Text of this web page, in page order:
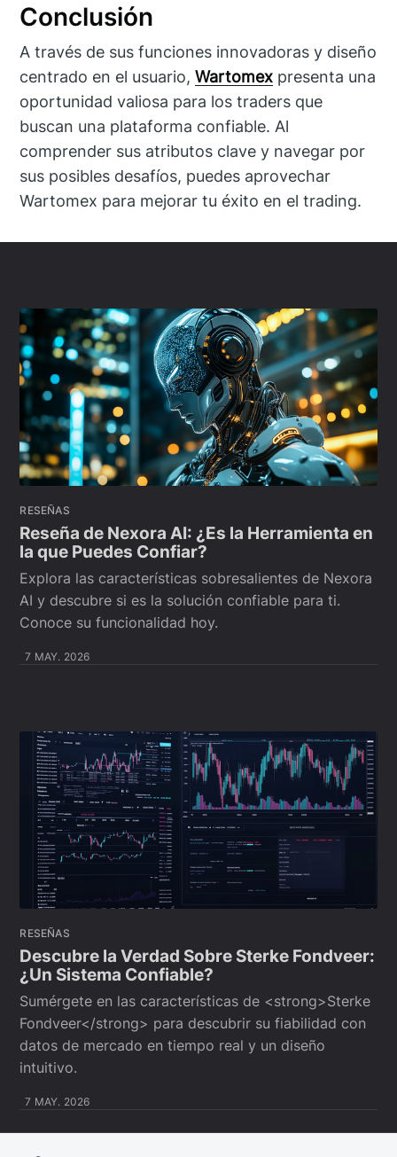
Conclusión
A través de sus funciones innovadoras y diseño
centrado en el usuario,Wartomex presenta una
oportunidad valiosa para los traders que
buscan una plataforma confiable. Al
comprender sus atributos clave y navegar por
sus posibles desafíos, puedes aprovechar
Wartomex para mejorar tu éxito en el trading.
RESEÑAS
Reseña de Nexora AI: ¿Es la Herramienta en
la que Puedes Confiar?
Explora las características sobresalientes de Nexora
AI y descubre si es la solución confiable para ti.
Conoce su funcionalidad hoy.
7 MAY. 2026
RESEÑAS
Descubre la Verdad Sobre Sterke Fondveer:
¿Un Sistema Confiable?
Sumérgete en las características de <strong>Sterke
Fondveer</strong> para descubrir su fiabilidad con
datos de mercado en tiempo real y un diseño
intuitivo.
7 MAY. 2026